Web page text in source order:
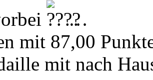
…
mit 87,00
mit nach